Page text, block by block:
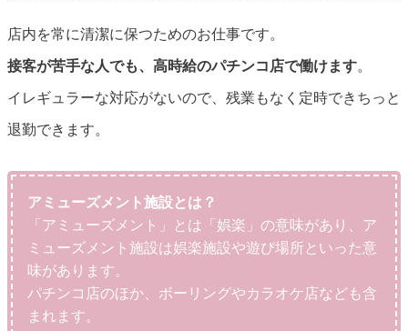
店内を常に清潔に保つためのお仕事です。
接客が苦手な人でも、高時給のパチンコ店で働けます。
イレギュラーな対応がないので、残業もなく定時できちっと
退勤できます。
アミューズメント施設とは？
「アミューズメント」とは「娯楽」の意味があり、ア
ミューズメント施設は娯楽施設や遊び場所といった意
味があります。
パチンコ店のほか、ボーリングやカラオケ店なども含
まれます。